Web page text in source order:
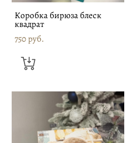
Коробка бирюза блеск
квадрат
750 pуб.